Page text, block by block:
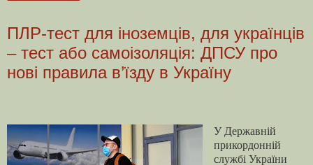
ПЛР-тест для іноземців, для українців
– тест або самоізоляція: ДПСУ про
нові правила в’їзду в Україну
У Державній
прикордонній
службі України